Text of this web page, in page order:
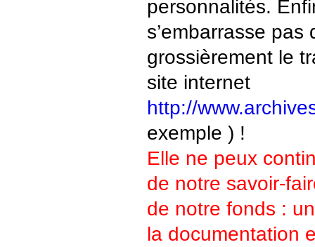
personnalités.
s’embarrasse pas
grossièrement le
site internet
http://
exemple ) !
Elle ne peux
de notre savoir-
de notre fonds :
la documentation